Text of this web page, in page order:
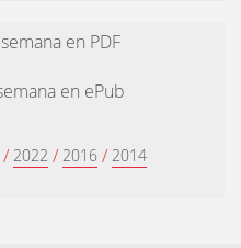
en PDF
en ePub
/ 2022 / 2016 / 2014